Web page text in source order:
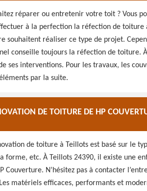
réparer ou entretenir votre toit ? Vous
à la perfection la réfection de toiture
souhaitent réaliser ce type de projet.
conseille toujours la réfection de toiture.
ses interventions. Pour les travaux, les
par la suite.
DE TOITURE DE HP
de toiture à Teillots est basé sur le
forme, etc. À Teillots 24390, il existe une
Couverture. N’hésitez pas à contacter
matériels efficaces, performants et